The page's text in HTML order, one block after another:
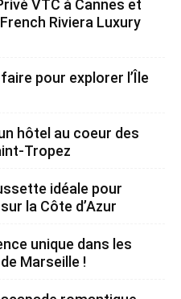
VTC à Cannes et
Riviera Luxury
pour explorer l’Île
hôtel au coeur des
Tropez
idéale pour
la Côte d’Azur
unique dans les
Marseille !